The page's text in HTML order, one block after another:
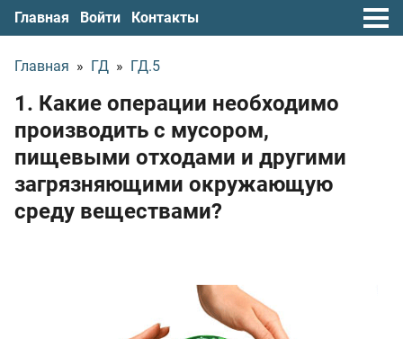
Главная Войти Контакты
Главная » ГД » ГД.5
1. Какие операции необходимо
производить с мусором,
пищевыми отходами и другими
загрязняющими окружающую
среду веществами?